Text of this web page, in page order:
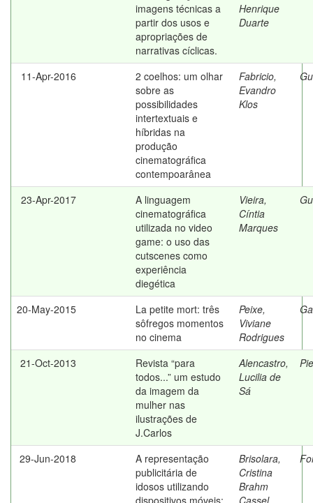
imagens técnicas a
partir dos usos e
apropriações de
narrativas cíclicas.
Henrique
Duarte
11-Apr-2016
2 coelhos: um olhar
sobre as
possibilidades
intertextuais e
híbridas na
produção
cinematográfica
contempoarânea
Fabricio,
Evandro
Klos
23-Apr-2017
A linguagem
cinematográfica
utilizada no video
game: o uso das
cutscenes como
experiência
diegética
Vieira,
Cíntia
Marques
20-May-2015
La petite mort: três
sôfregos momentos
no cinema
Peixe,
Viviane
Rodrigues
21-Oct-2013
Revista “para
todos...” um estudo
da imagem da
mulher nas
ilustrações de
J.Carlos
Alencastro,
Lucilia de
Sá
29-Jun-2018
A representação
publicitária de
idosos utilizando
dispositivos móveis:
Brisolara,
Cristina
Brahm
Cassel